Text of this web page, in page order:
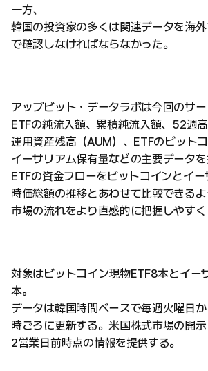
一方、
韓国の投資家の多くは関連データを海
で確認しなければならなかった。
アップビット・データラボは今回のサー
ETFの純流入額、累積純流入額、52週高
運用資産残高（AUM）、ETFのビットコ
イーサリアム保有量などの主要データを
ETFの資金フローをビットコインとイ
時価総額の推移とあわせて比較できるよ
市場の流れをより直感的に把握しやすく
対象はビットコイン現物ETF8本とイー
本。
データは韓国時間ベースで毎週火曜日
時ごろに更新する。米国株式市場の開示
2営業日前時点の情報を提供する。